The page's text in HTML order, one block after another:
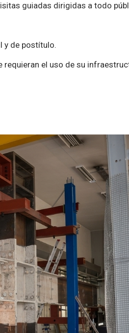
guiadas dirigidas a todo
y de postítulo.
el uso de su